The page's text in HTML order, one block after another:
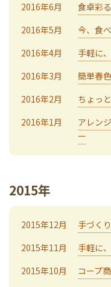
2016年6月
食卓彩
2016年5月
今、食
2016年4月
手軽に
2016年3月
簡単春
2016年2月
ちょっ
2016年1月
アレン
ー
2015年
2015年12月
手づく
2015年11月
手軽に
2015年10月
コープ